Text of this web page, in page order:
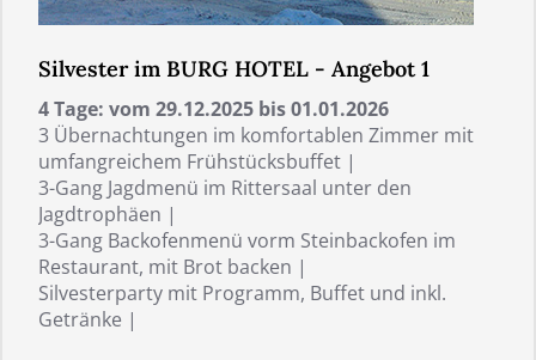
Silvester im BURG HOTEL - Angebot 1
4 Tage: vom 29.12.2025 bis 01.01.2026
3 Übernachtungen im komfortablen Zimmer mit
umfangreichem Frühstücksbuffet |
3-Gang Jagdmenü im Rittersaal unter den
Jagdtrophäen |
3-Gang Backofenmenü vorm Steinbackofen im
Restaurant, mit Brot backen |
Silvesterparty mit Programm, Buffet und inkl.
Getränke |